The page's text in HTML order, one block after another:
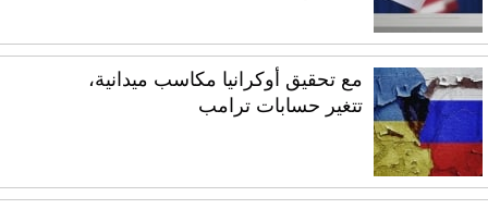
مع تحقيق أوكرانيا مكاسب ميدانية،
تتغير حسابات ترامب